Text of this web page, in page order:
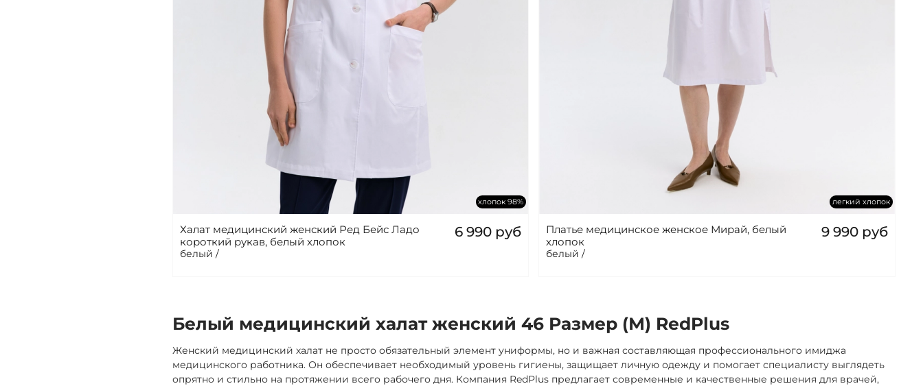
хлопок 98%
Халат медицинский женский Ред Бейс Ладо
короткий рукав, белый хлопок
белый /
6 990 руб
легкий хлопок
Платье медицинское женское Мирай, белый
хлопок
белый /
9 990 руб
Белый медицинский халат женский 46 Размер (М) RedPlus
Женский медицинский халат не просто обязательный элемент униформы, но и важная составляющая профессионального имиджа
медицинского работника. Он обеспечивает необходимый уровень гигиены, защищает личную одежду и помогает специалисту выглядеть
опрятно и стильно на протяжении всего рабочего дня. Компания RedPlus предлагает современные и качественные решения для врачей,